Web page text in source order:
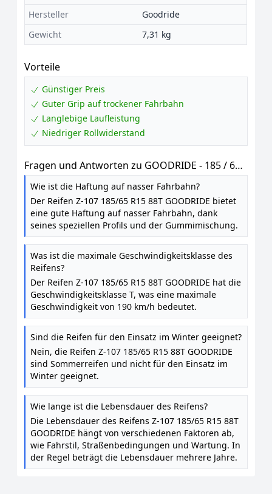
Hersteller
Goodride
Gewicht
7,31 kg
Vorteile
Günstiger Preis
Guter Grip auf trockener Fahrbahn
Langlebige Laufleistung
Niedriger Rollwiderstand
Fragen und Antworten zu GOODRIDE - 185 / 65
R15 TL 88T ZUPERECO Z-107 BSW M+S -
Sommerreifen
Wie ist die Haftung auf nasser Fahrbahn?
Der Reifen Z-107 185/65 R15 88T GOODRIDE bietet
eine gute Haftung auf nasser Fahrbahn, dank
seines speziellen Profils und der Gummimischung.
Was ist die maximale Geschwindigkeitsklasse des
Reifens?
Der Reifen Z-107 185/65 R15 88T GOODRIDE hat die
Geschwindigkeitsklasse T, was eine maximale
Geschwindigkeit von 190 km/h bedeutet.
Sind die Reifen für den Einsatz im Winter geeignet?
Nein, die Reifen Z-107 185/65 R15 88T GOODRIDE
sind Sommerreifen und nicht für den Einsatz im
Winter geeignet.
Wie lange ist die Lebensdauer des Reifens?
Die Lebensdauer des Reifens Z-107 185/65 R15 88T
GOODRIDE hängt von verschiedenen Faktoren ab,
wie Fahrstil, Straßenbedingungen und Wartung. In
der Regel beträgt die Lebensdauer mehrere Jahre.